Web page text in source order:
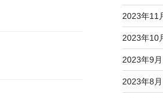
2023年11
2023年10
2023年9月
2023年8月